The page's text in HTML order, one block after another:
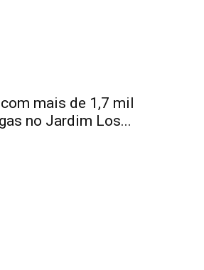
mais de 1,7 mil
no Jardim Los...